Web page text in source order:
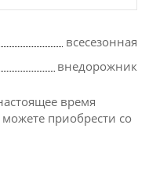
всесезонная
внедорожник
время
приобрести со